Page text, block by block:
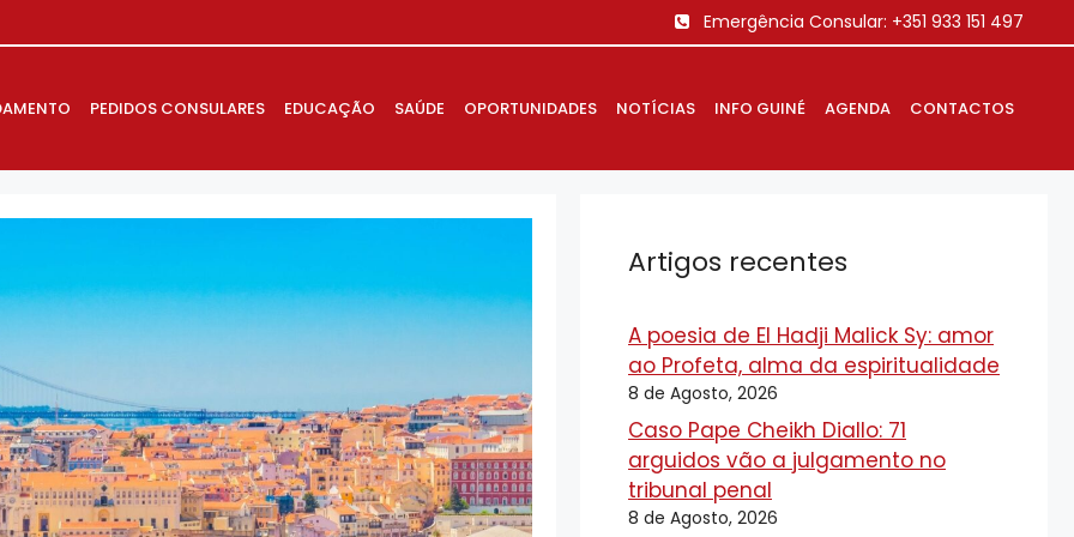
Emergência Consular: +351 933 151 497
PEDIDOS CONSULARES EDUCAÇÃO SAÚDE OPORTUNIDADES NOTÍCIAS INFO GUINÉ AGENDA CONTACTOS
Artigos recentes
A poesia de El Hadji Malick Sy: amor
ao Profeta, alma da espiritualidade
8 de Agosto, 2026
Caso Pape Cheikh Diallo: 71
arguidos vão a julgamento no
tribunal penal
8 de Agosto, 2026